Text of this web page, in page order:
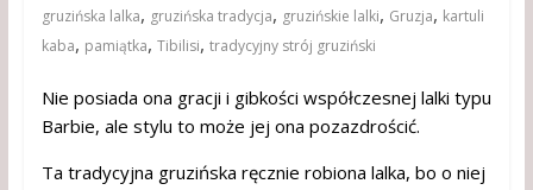
gruzińska lalka, gruzińska tradycja, gruzińskie lalki, Gruzja, kartuli
kaba, pamiątka, Tibilisi, tradycyjny strój gruziński
Nie posiada ona gracji i gibkości współczesnej lalki typu
Barbie, ale stylu to może jej ona pozazdrościć.
Ta tradycyjna gruzińska ręcznie robiona lalka, bo o niej